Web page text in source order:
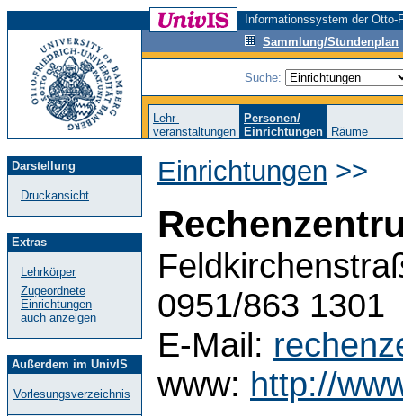
Informationssystem der
Sammlung/Stundenplan
Suche:
Lehr-
veranstaltungen
Personen/
Einrichtungen
Räume
Darstellung
Druckansicht
Extras
Lehrkörper
Zugeordnete
Einrichtungen
auch anzeigen
Außerdem im UnivIS
Vorlesungsverzeichnis
Einrichtungen >>
0951/863 1301
E-Mail:
www: http://